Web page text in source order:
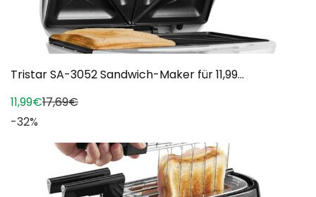
Tristar SA-3052 Sandwich-Maker für 11,99...
11,99€17,69€
-32%